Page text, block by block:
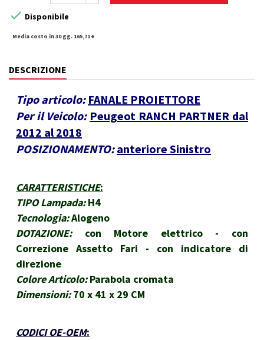
 Disponibile
Media costo in 30 gg. 165,71 €
DESCRIZIONE
Tipo articolo: FANALE PROIETTORE
Per il Veicolo: Peugeot RANCH PARTNER dal
2012 al 2018
POSIZIONAMENTO: anteriore Sinistro
CARATTERISTICHE:
TIPO Lampada: H4
Tecnologia:Alogeno
DOTAZIONE:
con Motore elettrico - con
Correzione Assetto Fari - con indicatore di
direzione
Colore Articolo: Parabola cromata
Dimensioni: 70 x 41 x 29 CM
CODICI OE-OEM: